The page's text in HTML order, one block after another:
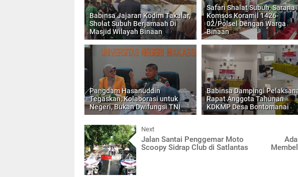
Babinsa Jajaran Kodim Takalar,
Sholat Subuh Berjamaah Di
Masjid Wilayah Binaan
Safari Shalat Subuh, Sarana
Komsos Koramil 1426-
02/Polsel Dengan Warga
Binaan
Pangdam Hasanuddin
Tegaskan, Kolaborasi untuk
Negeri, Bukan Dwifungsi TNI
Babinsa Dampingi
Rapat Anggota Tahunan
KDKMP Desa Bontomanai
Next
Jalan Santai Penggemar Moto
Scoopy Sidrap Club di Satlantas